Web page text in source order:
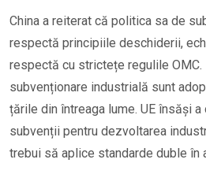
China a reiterat că politica sa de
respectă principiile deschiderii,
respectă cu strictețe regulile
subvenționare industrială sunt
țările din întreaga lume. UE însăși
subvenții pentru dezvoltarea
trebui să aplice standarde duble în